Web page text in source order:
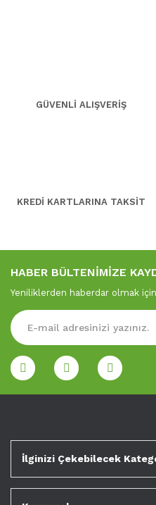
GÜVENLİ ALIŞVERİŞ
KREDİ KARTLARINA TAKSİT
HABER BÜLTENİMİZE
Yeniliklerden haberdar olmak
İlginizi Çekebilecek